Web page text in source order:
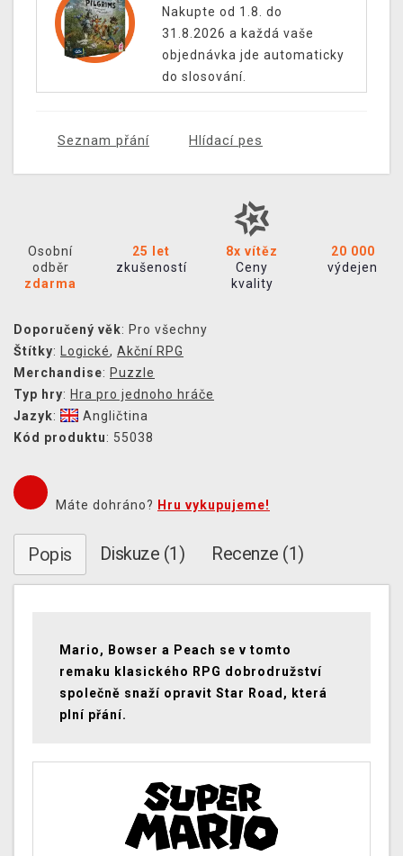
Nakupte od 1.8. do
31.8.2026 a každá vaše
objednávka jde automaticky
do slosování.
Seznam přání Hlídací pes
Osobní
odběr
zdarma
25 let
zkušeností
8x vítěz
Ceny
kvality
20 000
výdejen
Doporučený věk: Pro všechny
Štítky: Logické, Akční RPG
Merchandise: Puzzle
Typ hry: Hra pro jednoho hráče
Jazyk:
Angličtina
Kód produktu: 55038
Máte dohráno? Hru vykupujeme!
Popis Diskuze (1) Recenze (1)
Mario, Bowser a Peach se v tomto
remaku klasického RPG dobrodružství
společně snaží opravit Star Road, která
plní přání.